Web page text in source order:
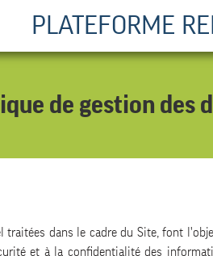
PLATEFORME
de gestion des
traitées dans le cadre du Site, font
et à la confidentialité des